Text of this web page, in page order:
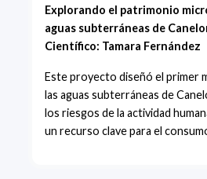
Explorando el patrimonio
aguas subterráneas de
Científico: Tamara Fernández
Este proyecto diseñó el primer
las aguas subterráneas de
los riesgos de la actividad
un recurso clave para el